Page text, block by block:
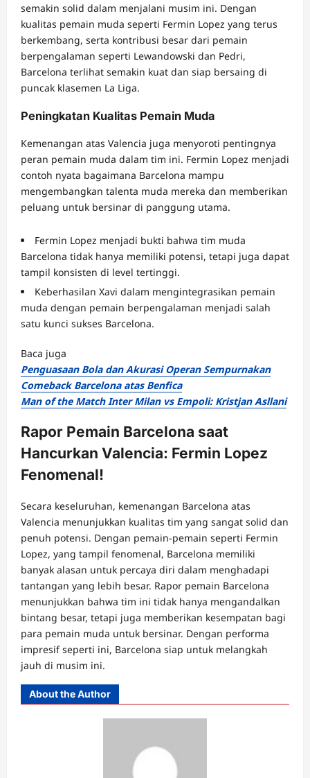
semakin solid dalam menjalani musim ini. Dengan
kualitas pemain muda seperti Fermin Lopez yang terus
berkembang, serta kontribusi besar dari pemain
berpengalaman seperti Lewandowski dan Pedri,
Barcelona terlihat semakin kuat dan siap bersaing di
puncak klasemen La Liga.
Peningkatan Kualitas Pemain Muda
Kemenangan atas Valencia juga menyoroti pentingnya
peran pemain muda dalam tim ini. Fermin Lopez menjadi
contoh nyata bagaimana Barcelona mampu
mengembangkan talenta muda mereka dan memberikan
peluang untuk bersinar di panggung utama.
Fermin Lopez menjadi bukti bahwa tim muda
Barcelona tidak hanya memiliki potensi, tetapi juga dapat
tampil konsisten di level tertinggi.
Keberhasilan Xavi dalam mengintegrasikan pemain
muda dengan pemain berpengalaman menjadi salah
satu kunci sukses Barcelona.
Baca juga
Penguasaan Bola dan Akurasi Operan Sempurnakan
Comeback Barcelona atas Benfica
Man of the Match Inter Milan vs Empoli: Kristjan Asllani
Rapor Pemain Barcelona saat
Hancurkan Valencia: Fermin Lopez
Fenomenal!
Secara keseluruhan, kemenangan Barcelona atas
Valencia menunjukkan kualitas tim yang sangat solid dan
penuh potensi. Dengan pemain-pemain seperti Fermin
Lopez, yang tampil fenomenal, Barcelona memiliki
banyak alasan untuk percaya diri dalam menghadapi
tantangan yang lebih besar. Rapor pemain Barcelona
menunjukkan bahwa tim ini tidak hanya mengandalkan
bintang besar, tetapi juga memberikan kesempatan bagi
para pemain muda untuk bersinar. Dengan performa
impresif seperti ini, Barcelona siap untuk melangkah
jauh di musim ini.
About the Author